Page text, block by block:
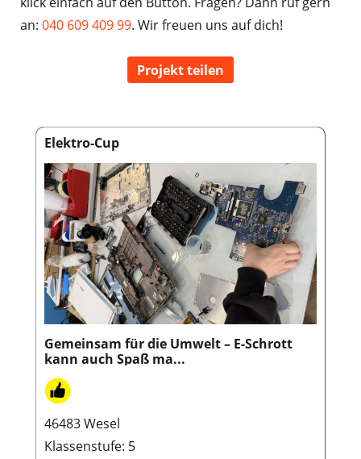
an: 040 609 409 99. Wir freuen uns auf dich!
Projekt teilen
Elektro-Cup
Gemeinsam für die Umwelt – E-Schrott
kann auch Spaß ma...
46483 Wesel
Klassenstufe: 5